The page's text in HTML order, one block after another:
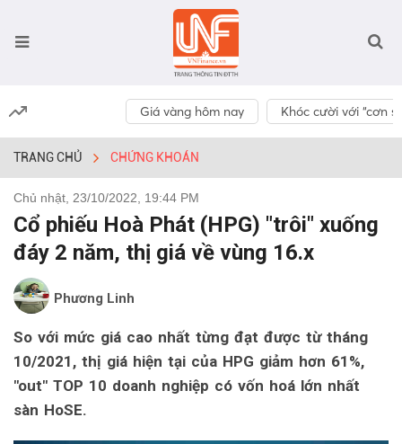
Giá vàng hôm nay Khóc cười với “cơn
TRANG CHỦ CHỨNG KHOÁN
Chủ nhật, 23/10/2022, 19:44 PM
Cổ phiếu Hoà Phát (HPG) "trôi" xuống
đáy 2 năm, thị giá về vùng 16.x
Phương Linh
So với mức giá cao nhất từng đạt được từ tháng
10/2021, thị giá hiện tại của HPG giảm hơn 61%,
"out" TOP 10 doanh nghiệp có vốn hoá lớn nhất
sàn HoSE.